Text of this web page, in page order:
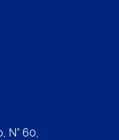
N° 60,